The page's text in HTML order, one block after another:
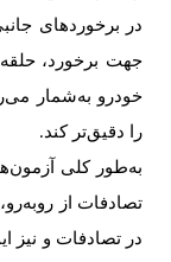
در برخوردهای
جهت برخورد،
خودرو به‌شمار
را دقیق‌تر کند.
به‌طور کلی
تصادفات از
در تصادفات و نیز